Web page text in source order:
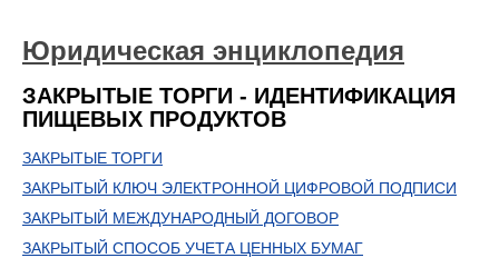
Юридическая энциклопедия
ЗАКРЫТЫЕ ТОРГИ - ИДЕНТИФИКАЦИЯ
ПИЩЕВЫХ ПРОДУКТОВ
ЗАКРЫТЫЕ ТОРГИ
ЗАКРЫТЫЙ КЛЮЧ ЭЛЕКТРОННОЙ ЦИФРОВОЙ ПОДПИСИ
ЗАКРЫТЫЙ МЕЖДУНАРОДНЫЙ ДОГОВОР
ЗАКРЫТЫЙ СПОСОБ УЧЕТА ЦЕННЫХ БУМАГ